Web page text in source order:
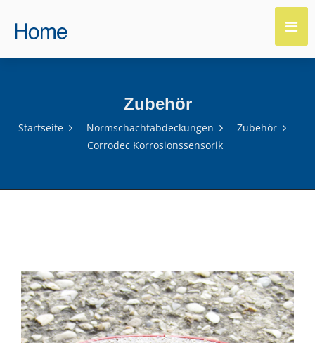
Zubehör
Startseite Normschachtabdeckungen
Zubehör
Corrodec Korrosionssensorik